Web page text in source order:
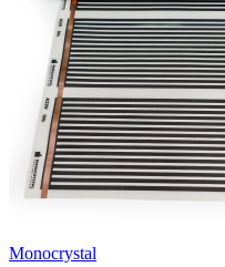
Monocrystal